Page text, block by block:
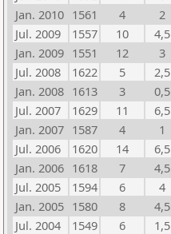
Jan. 2010 1561 4
2
Jul. 2009
1557 10
4,5
Jan. 2009 1551 12
3
Jul. 2008
1622 5
2,5
Jan. 2008 1613 3
0,5
Jul. 2007
1629 11
6,5
Jan. 2007 1587 4
1
Jul. 2006
1620 14
6,5
Jan. 2006 1618 7
4,5
Jul. 2005
1594 6
4
Jan. 2005 1580 8
4,5
Jul. 2004
1549 6
1,5